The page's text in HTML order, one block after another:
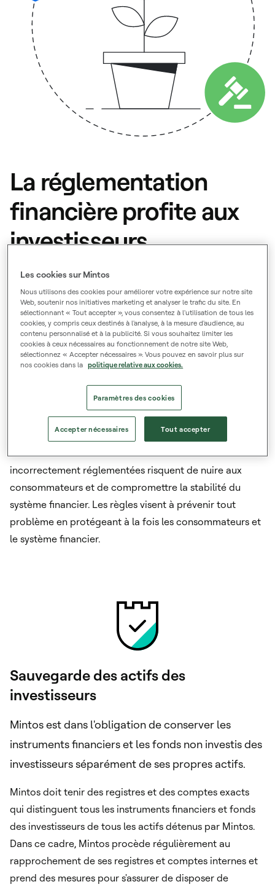
La réglementation
financière profite aux
investisseurs
Dans un environnement réglementé tel que Mintos,
les investisseurs bénéficient de niveaux
supplémentaires de protection et de
transparence.
Le système financier fait partie intégrante de notre vie
quotidienne. Nous avons, par exemple, besoin des
banques pour conserver notre argent ou effectuer des
paiements. De même, nous avons besoin d'entreprises
d'investissement pour placer notre argent afin de le
faire fructifier. Les institutions financières
incorrectement réglementées risquent de nuire aux
consommateurs et de compromettre la stabilité du
système financier. Les règles visent à prévenir tout
problème en protégeant à la fois les consommateurs et
le système financier.
Sauvegarde des actifs des
investisseurs
Mintos est dans l'obligation de conserver les
instruments financiers et les fonds non investis des
investisseurs séparément de ses propres actifs.
Mintos doit tenir des registres et des comptes exacts
qui distinguent tous les instruments financiers et fonds
des investisseurs de tous les actifs détenus par Mintos.
Dans ce cadre, Mintos procède régulièrement au
rapprochement de ses registres et comptes internes et
prend des mesures pour s'assurer de disposer de
Les cookies sur Mintos
Nous utilisons des cookies pour améliorer votre expérience sur notre site
Web, soutenir nos initiatives marketing et analyser le trafic du site. En
sélectionnant « Tout accepter », vous consentez à l'utilisation de tous les
cookies, y compris ceux destinés à l'analyse, à la mesure d'audience, au
contenu personnalisé et à la publicité. Si vous souhaitez limiter les
cookies à ceux nécessaires au fonctionnement de notre site Web,
sélectionnez « Accepter nécessaires ». Vous pouvez en savoir plus sur
nos cookies dans la politique relative aux cookies.
Paramètres des cookies
Accepter nécessaires Tout accepter